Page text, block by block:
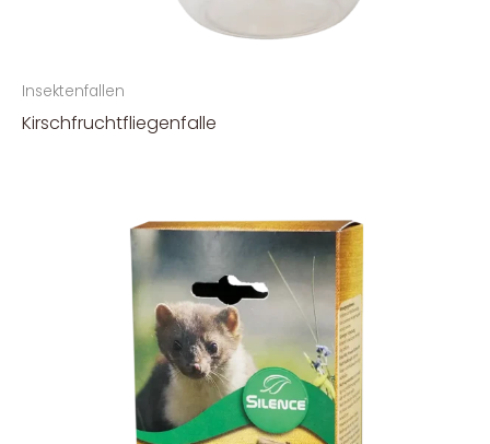
Insektenfallen
Kirschfruchtfliegenfalle